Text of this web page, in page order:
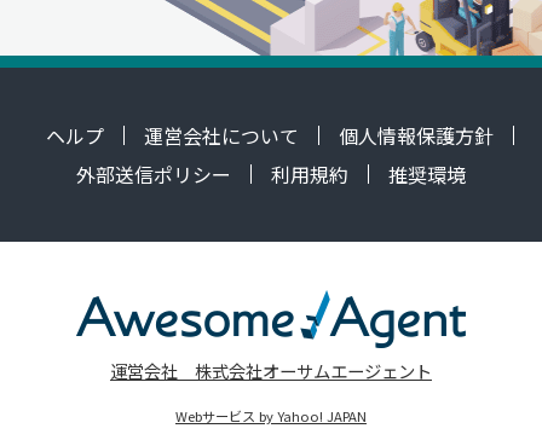
ヘルプ 運営会社について
個人情報保護方針
外部送信ポリシー
利用規約 推奨環境
運営会社 株式会社オーサムエージェント
Webサービス by Yahoo! JAPAN